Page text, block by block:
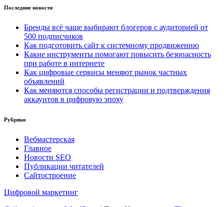
Последние новости
Бренды всё чаще выбирают блогеров с аудиторией от
500 подписчиков
Как подготовить сайт к системному продвижению
Какие инструменты помогают повысить безопасность
при работе в интернете
Как цифровые сервисы меняют рынок частных
объявлений
Как меняются способы регистрации и подтверждения
аккаунтов в цифровую эпоху
Рубрики
Вебмастерская
Главное
Новости SEO
Публикации читателей
Сайтостроение
Цифровой маркетинг